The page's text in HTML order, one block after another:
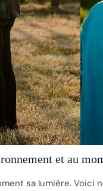
et au
sa lumière.